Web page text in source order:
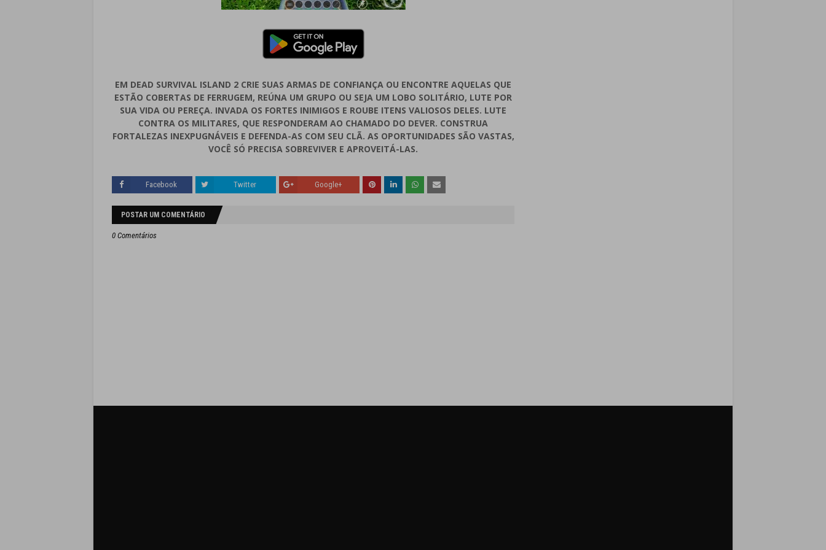
EM DEAD SURVIVAL ISLAND 2 CRIE SUAS ARMAS DE CONFIANÇA OU ENCONTRE AQUELAS QUE
ESTÃO COBERTAS DE FERRUGEM, REÚNA UM GRUPO OU SEJA UM LOBO SOLITÁRIO, LUTE POR
SUA VIDA OU PEREÇA. INVADA OS FORTES INIMIGOS E ROUBE ITENS VALIOSOS DELES. LUTE
CONTRA OS MILITARES, QUE RESPONDERAM AO CHAMADO DO DEVER. CONSTRUA
FORTALEZAS INEXPUGNÁVEIS E DEFENDA-AS COM SEU CLÃ. AS OPORTUNIDADES SÃO VASTAS,
VOCÊ SÓ PRECISA SOBREVIVER E APROVEITÁ-LAS.
Facebook Twitter Google+
POSTAR UM COMENTÁRIO
0 Comentários